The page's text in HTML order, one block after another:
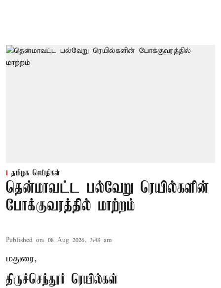
தமிழக செய்திகள்
தென்மாவட்ட பல்வேறு ரெயில்களின்
போக்குவரத்தில் மாற்றம்
Published on: 08 Aug 2026, 3:48 am
மதுரை,
திருச்செந்தூர் ரெயில்கள்